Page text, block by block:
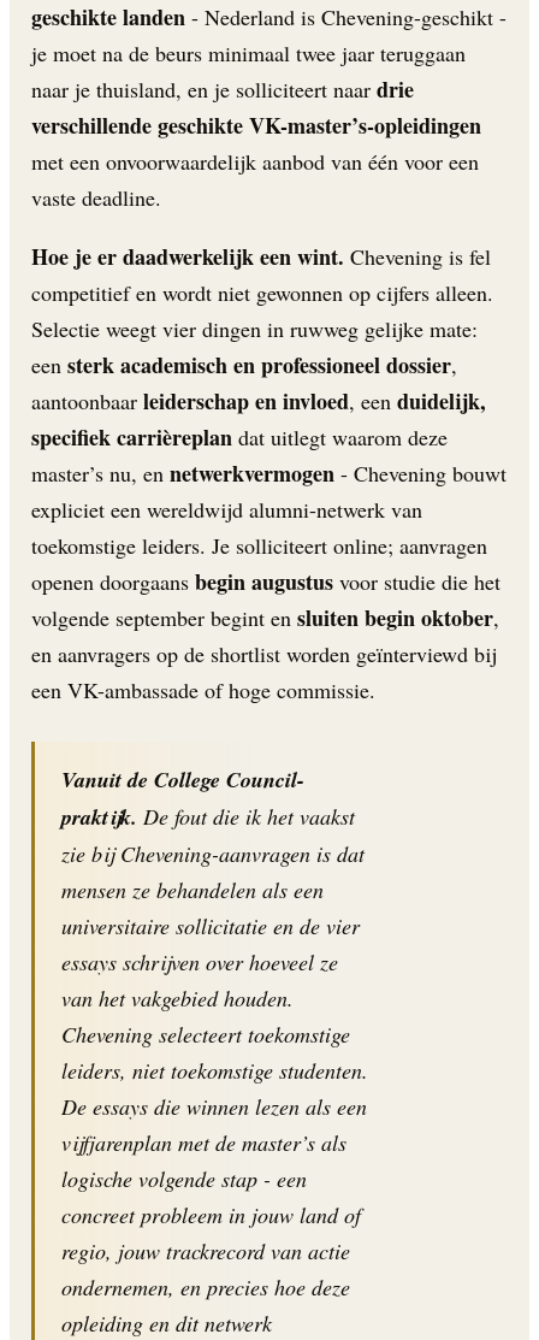
geschikte landen - Nederland is Chevening-geschikt -
je moet na de beurs minimaal twee jaar teruggaan
naar je thuisland, en je solliciteert naar drie
verschillende geschikte VK-master’s-opleidingen
met een onvoorwaardelijk aanbod van één voor een
vaste deadline.
Hoe je er daadwerkelijk een wint. Chevening is fel
competitief en wordt niet gewonnen op cijfers alleen.
Selectie weegt vier dingen in ruwweg gelijke mate:
een sterk academisch en professioneel dossier,
aantoonbaar leiderschap en invloed, een duidelijk,
specifiek carrièreplan dat uitlegt waarom deze
master’s nu, en netwerkvermogen - Chevening bouwt
expliciet een wereldwijd alumni-netwerk van
toekomstige leiders. Je solliciteert online; aanvragen
openen doorgaans begin augustus voor studie die het
volgende september begint en sluiten begin oktober,
en aanvragers op de shortlist worden geïnterviewd bij
een VK-ambassade of hoge commissie.
Vanuit de College Council-
praktijk. De fout die ik het vaakst
zie bij Chevening-aanvragen is dat
mensen ze behandelen als een
universitaire sollicitatie en de vier
essays schrijven over hoeveel ze
van het vakgebied houden.
Chevening selecteert toekomstige
leiders, niet toekomstige studenten.
De essays die winnen lezen als een
vijfjarenplan met de master’s als
logische volgende stap - een
concreet probleem in jouw land of
regio, jouw trackrecord van actie
ondernemen, en precies hoe deze
opleiding en dit netwerk